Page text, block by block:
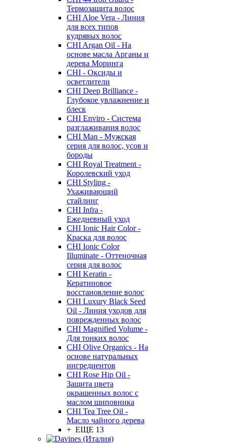
Термозащита волос
CHI Aloe Vera - Линия
для всех типов
кудрявых волос
CHI Argan Oil - На
основе масла Арганы и
дерева Моринга
CHI - Оксиды и
осветлители
CHI Deep Brilliance -
Глубокое увлажнение и
блеск
CHI Enviro - Система
разглаживания волос
CHI Man - Мужская
серия для волос, усов и
бороды
CHI Royal Treatment -
Королевский уход
CHI Styling -
Ухаживающий
стайлинг
CHI Infra -
Ежедневный уход
CHI Ionic Hair Color -
Краска для волос
CHI Ionic Color
Illuminate - Оттеночная
серия для волос
CHI Keratin -
Кератиновое
восстановление волос
CHI Luxury Black Seed
Oil - Линия уходов для
поврежденных волос
CHI Magnified Volume -
Для тонких волос
CHI Olive Organics - На
основе натуральных
ингредиентов
CHI Rose Hip Oil -
Защита цвета
окрашенных волос с
маслом шиповника
CHI Tea Tree Oil -
Масло чайного дерева
+ ЕЩЕ 13